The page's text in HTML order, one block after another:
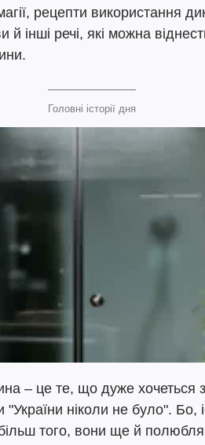
рецепти використання
й інші речі, які можна
Головні історії дня
– це те, що дуже хочеться
"України ніколи не було". Бо,
того, вони ще й